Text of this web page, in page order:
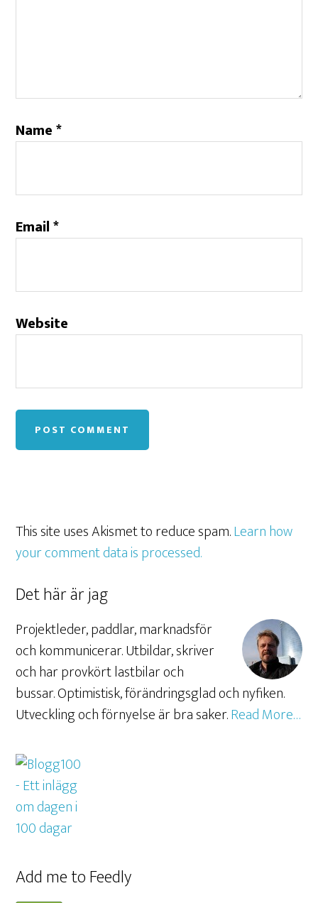
Name*
Email*
Website
This site uses Akismet to reduce spam.Learn how
your comment data is processed.
Det här är jag
Projektleder, paddlar, marknadsför
och kommunicerar. Utbildar, skriver
och har provkört lastbilar och
bussar. Optimistisk, förändringsglad och nyfiken.
Utveckling och förnyelse är bra saker.Read More…
Add me to Feedly